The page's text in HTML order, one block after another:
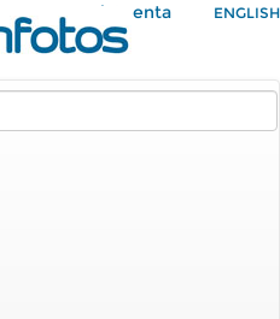
Mi Cuenta ENGLISH